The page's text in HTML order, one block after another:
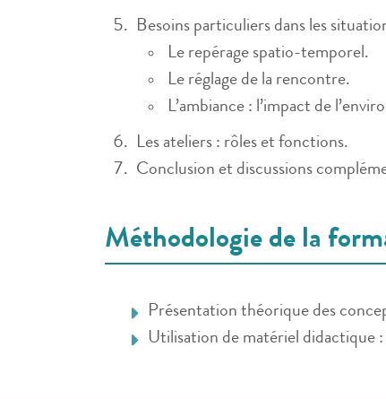
Besoins particuliers dans les
Le repérage spatio-temporel.
Le réglage de la rencontre.
L’ambiance : l’impact de
Les ateliers : rôles et fonctions.
Conclusion et discussions
Méthodologie de la
Présentation théorique des
Utilisation de matériel didactique